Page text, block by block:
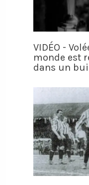
VIDÉO -
monde est
dans un